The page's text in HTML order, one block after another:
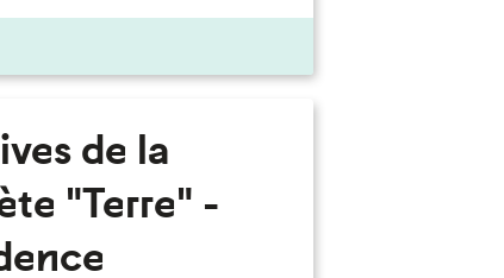
de la
"Terre" -